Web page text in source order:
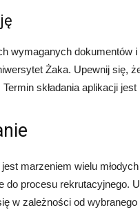
wymaganych dokumentów
Żaka. Upewnij się,
składania aplikacji
marzeniem wielu
do procesu rekrutacyjnego.
w zależności od